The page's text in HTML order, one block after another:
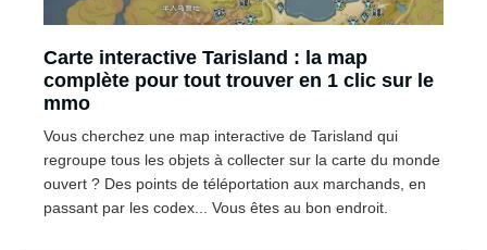
Carte interactive Tarisland : la map
complète pour tout trouver en 1 clic sur le
mmo
Vous cherchez une map interactive de Tarisland qui
regroupe tous les objets à collecter sur la carte du monde
ouvert ? Des points de téléportation aux marchands, en
passant par les codex... Vous êtes au bon endroit.